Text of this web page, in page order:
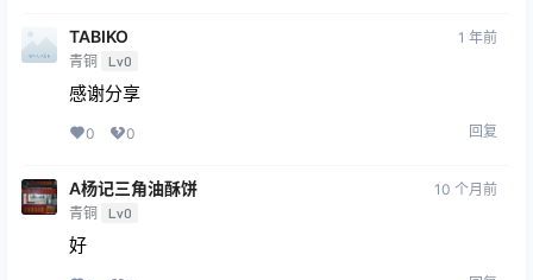
TABIKO
青铜 Lv0
1 年前
感谢分享
0 0 回复
A杨记三角油酥饼
青铜 Lv0
10 个月前
好